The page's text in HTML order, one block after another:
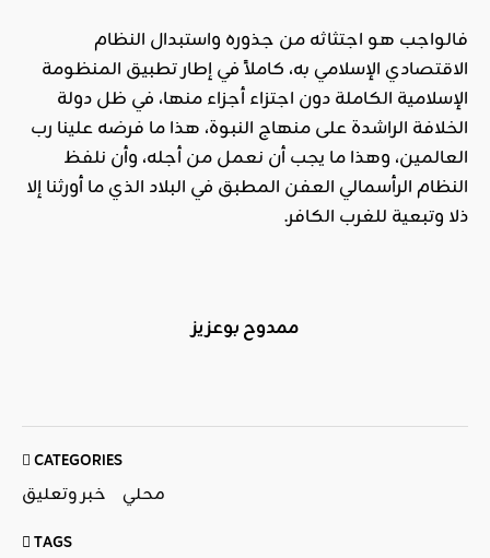
فالواجب هو اجتثاثه من جذوره واستبدال النظام
الاقتصادي الإسلامي به، كاملاً في إطار تطبيق المنظومة
الإسلامية الكاملة دون اجتزاء أجزاء منها، في ظل دولة
الخلافة الراشدة على منهاج النبوة، هذا ما فرضه علينا رب
العالمين، وهذا ما يجب أن نعمل من أجله، وأن نلفظ
النظام الرأسمالي العفن المطبق في البلاد الذي ما أورثنا إلا
ذلا وتبعية للغرب الكافر.
ممدوح بوعزيز
CATEGORIES
خبر وتعليق محلي
TAGS